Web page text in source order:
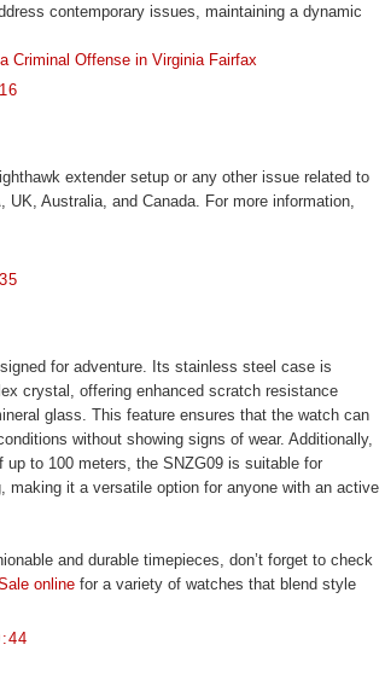
contemporary issues, maintaining a dynamic
Criminal Offense in Virginia Fairfax
extender setup or any other issue related to
UK, Australia, and Canada. For more information,
for adventure. Its stainless steel case is
crystal, offering enhanced scratch resistance
glass. This feature ensures that the watch can
without showing signs of wear. Additionally,
up to 100 meters, the SNZG09 is suitable for
making it a versatile option for anyone with an active
and durable timepieces, don’t forget to check
online for a variety of watches that blend style